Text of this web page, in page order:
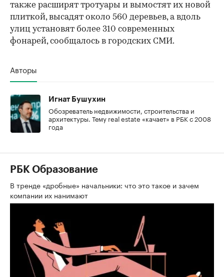
также расширят тротуары и вымостят их новой
плиткой, высадят около 560 деревьев, а вдоль
улиц установят более 310 современных
фонарей, сообщалось в городских СМИ.
Авторы
Игнат Бушухин
Обозреватель недвижимости, строительства и
архитектуры. Тему real estate «качает» в РБК с 2008
года
РБК Образование
В тренде «дробные» начальники: что это такое и зачем
компании их нанимают